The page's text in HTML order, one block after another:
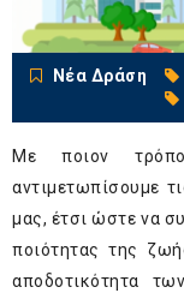
Νέα Δράση
Με ποιον
αντιμετωπίσουμε
μας, έτσι ώστε να
ποιότητας της
αποδοτικότητα